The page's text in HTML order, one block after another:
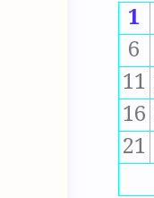
1
6
11
16
21